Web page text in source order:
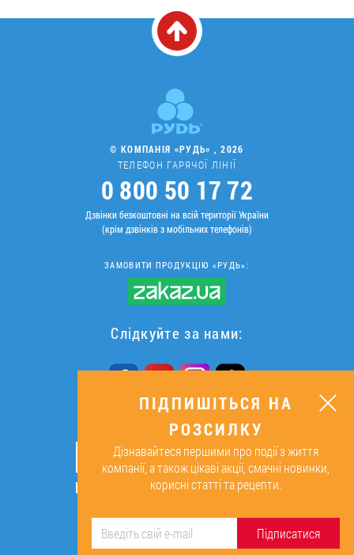
© КОМПАНІЯ «РУДЬ» , 2026
ТЕЛЕФОН ГАРЯЧОЇ ЛІНІЇ
0 800 50 17 72
Дзвінки безкоштовні на всій території України
(крім дзвінків з мобільних телефонів)
ЗАМОВИТИ ПРОДУКЦІЮ «РУДЬ»:
Слідкуйте за нами:
ПІДПИШІТЬСЯ НА РОЗСИЛКУ
ОК
Підписуючись, я даю згоду на
ПІДПИШІТЬСЯ НА
РОЗСИЛКУ
Дізнавайтеся першими про події з життя
компанії, а також цікаві акції, смачні новинки,
корисні статті та рецепти.
Підписатися